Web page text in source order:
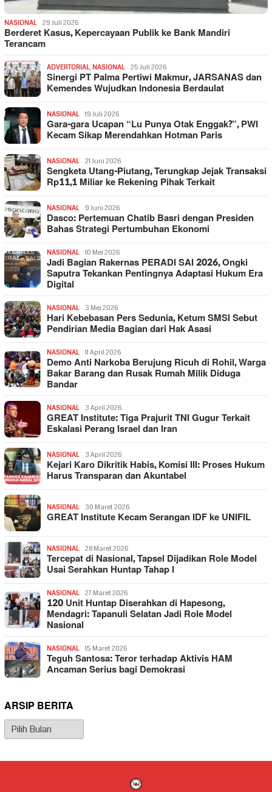
NASIONAL 29 Juli 2026
Berderet Kasus, Kepercayaan Publik ke Bank Mandiri
Terancam
ADVERTORIAL, NASIONAL 25 Juli 2026
Sinergi PT Palma Pertiwi Makmur, JARSANAS dan
Kemendes Wujudkan Indonesia Berdaulat
NASIONAL 19 Juli 2026
Gara-gara Ucapan “Lu Punya Otak Enggak?”, PWI
Kecam Sikap Merendahkan Hotman Paris
NASIONAL 21 Juni 2026
Sengketa Utang-Piutang, Terungkap Jejak Transaksi
Rp11,1 Miliar ke Rekening Pihak Terkait
NASIONAL 9 Juni 2026
Dasco: Pertemuan Chatib Basri dengan Presiden
Bahas Strategi Pertumbuhan Ekonomi
NASIONAL 10 Mei 2026
Jadi Bagian Rakernas PERADI SAI 2026, Ongki
Saputra Tekankan Pentingnya Adaptasi Hukum Era
Digital
NASIONAL 3 Mei 2026
Hari Kebebasan Pers Sedunia, Ketum SMSI Sebut
Pendirian Media Bagian dari Hak Asasi
NASIONAL 11 April 2026
Demo Anti Narkoba Berujung Ricuh di Rohil, Warga
Bakar Barang dan Rusak Rumah Milik Diduga
Bandar
NASIONAL 3 April 2026
GREAT Institute: Tiga Prajurit TNI Gugur Terkait
Eskalasi Perang Israel dan Iran
NASIONAL 3 April 2026
Kejari Karo Dikritik Habis, Komisi III: Proses Hukum
Harus Transparan dan Akuntabel
NASIONAL 30 Maret 2026
GREAT Institute Kecam Serangan IDF ke UNIFIL
NASIONAL 28 Maret 2026
Tercepat di Nasional, Tapsel Dijadikan Role Model
Usai Serahkan Huntap Tahap I
NASIONAL 27 Maret 2026
120 Unit Huntap Diserahkan di Hapesong,
Mendagri: Tapanuli Selatan Jadi Role Model
Nasional
NASIONAL 15 Maret 2026
Teguh Santosa: Teror terhadap Aktivis HAM
Ancaman Serius bagi Demokrasi
ARSIP BERITA
Arsip
Berita